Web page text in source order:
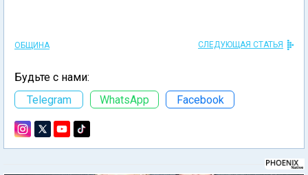
ОБЩИНА СЛЕДУЮЩАЯ СТАТЬЯ
Будьте с нами:
Telegram
WhatsApp Facebook